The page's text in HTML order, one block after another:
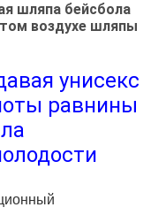
шляпа бейсбола
воздухе шляпы
унисекс
равнины